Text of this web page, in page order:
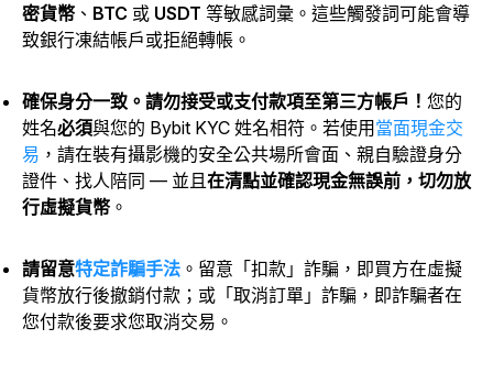
密貨幣 、 BTC 或 USDT 等敏感詞彙。這些觸發詞可能會導
致銀行凍結帳戶或拒絕轉帳。
確保身分一致。請勿接受或支付款項至第三方帳戶！ 您的
姓名必須與您的 Bybit KYC 姓名相符。若使用 當面現金交
易 ，請在裝有攝影機的安全公共場所會面、親自驗證身分
證件、找人陪同 — 並且在清點並確認現金無誤前，切勿放
行虛擬貨幣 。
請留意特定詐騙手法 。留意「扣款」詐騙，即買方在虛擬
貨幣放行後撤銷付款；或「取消訂單」詐騙，即詐騙者在
您付款後要求您取消交易。